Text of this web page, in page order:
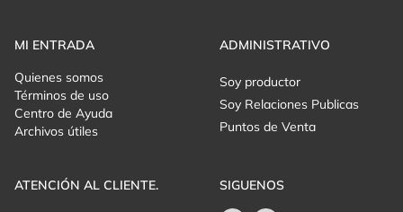
MI ENTRADA
Quienes somos
Términos de uso
Centro de Ayuda
Archivos útiles
ADMINISTRATIVO
Soy productor
Soy Relaciones Publicas
Puntos de Venta
ATENCIÓN AL CLIENTE.
SIGUENOS